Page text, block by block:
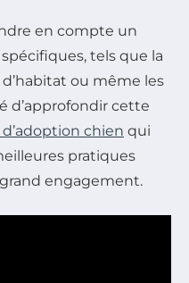
en compte un
tels que la
ou même les
d’approfondir cette
chien qui
pratiques
engagement.